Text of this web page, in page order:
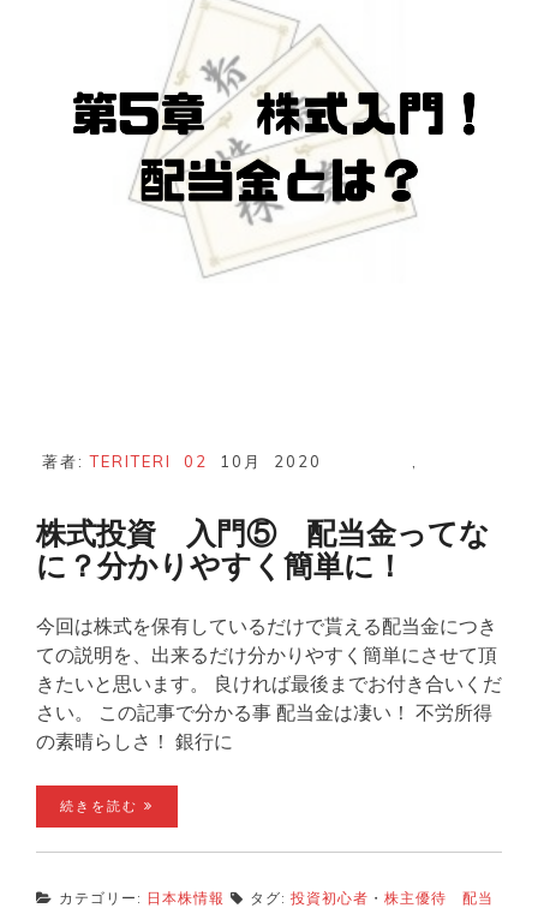
著者:TERITERI 02 10月 2020
株式投資 入門⑤ 配当金ってな
に？分かりやすく簡単に！
今回は株式を保有しているだけで貰える配当金につき
ての説明を、出来るだけ分かりやすく簡単にさせて頂
きたいと思います。 良ければ最後までお付き合いくだ
さい。 この記事で分かる事 配当金は凄い！ 不労所得
の素晴らしさ！ 銀行に
続きを読む
カテゴリー: 日本株情報 タグ: 投資初心者 ・ 株主優待 配当